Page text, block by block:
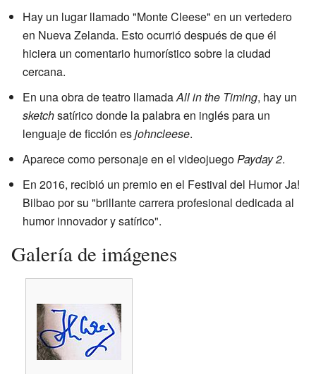
Hay un lugar llamado "Monte Cleese" en un vertedero
en Nueva Zelanda. Esto ocurrió después de que él
hiciera un comentario humorístico sobre la ciudad
cercana.
En una obra de teatro llamadaAll in the Timing, hay un
sketchsatírico donde la palabra en inglés para un
lenguaje de ficción esjohncleese.
Aparece como personaje en el videojuegoPayday 2.
En 2016, recibió un premio en el Festival del Humor Ja!
Bilbao por su "brillante carrera profesional dedicada al
humor innovador y satírico".
Galería de imágenes